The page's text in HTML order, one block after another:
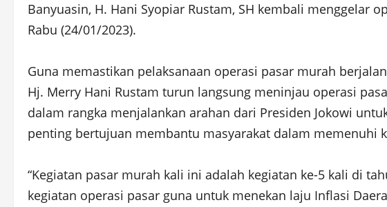
Banyuasin, H. Hani Syopiar Rustam, SH kembali menggelar
Rabu (24/01/2023).
Guna memastikan pelaksanaan operasi pasar murah
Hj. Merry Hani Rustam turun langsung meninjau operasi
dalam rangka menjalankan arahan dari Presiden Jokowi
penting bertujuan membantu masyarakat dalam memenuhi
“Kegiatan pasar murah kali ini adalah kegiatan ke-5 kali di
kegiatan operasi pasar guna untuk menekan laju Inflasi